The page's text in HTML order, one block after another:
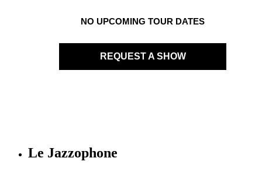
NO UPCOMING TOUR DATES
REQUEST A SHOW
Le Jazzophone